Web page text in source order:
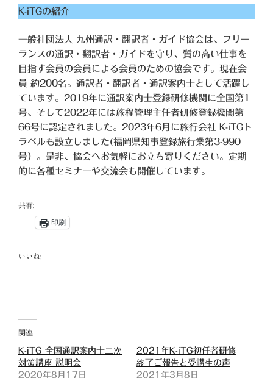
K-iTGの紹介
一般社団法人 九州通訳・翻訳者・ガイド協会は、フリー
ランスの通訳・翻訳者・ガイドを守り、質の高い仕事を
目指す会員の会員による会員のための協会です。現在会
員 約200名。通訳者・翻訳者・通訳案内士として活躍し
ています。2019年に通訳案内士登録研修機関に全国第1
号、そして2022年には旅程管理主任者研修登録機関第
66号に認定されました。2023年6月に旅行会社 K-iTGト
ラベルも設立しました(福岡県知事登録旅行業第3-990
号）。是非、協会へお気軽にお立ち寄りください。定期
的に各種セミナーや交流会も開催しています。
共有:
印刷
いいね:
関連
K-iTG 全国通訳案内士二次
対策講座 説明会
2020年8月17日
2021年K-iTG初任者研修
終了ご報告と受講生の声
2021年3月8日